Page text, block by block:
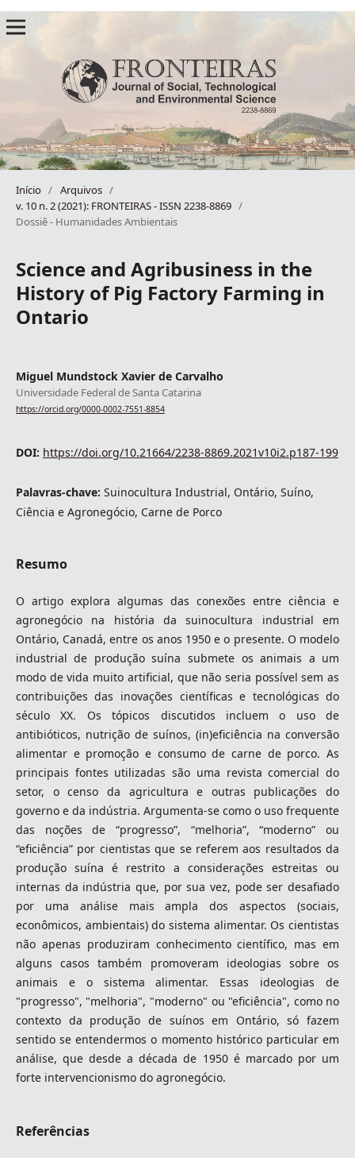
Início / Arquivos /
v. 10 n. 2 (2021): FRONTEIRAS - ISSN 2238-8869 /
Dossiê - Humanidades Ambientais
Science and Agribusiness in the
History of Pig Factory Farming in
Ontario
Miguel Mundstock Xavier de Carvalho
Universidade Federal de Santa Catarina
https://orcid.org/0000-0002-7551-8854
DOI: https://doi.org/10.21664/2238-8869.2021v10i2.p187-199
Palavras-chave: Suinocultura Industrial, Ontário, Suíno,
Ciência e Agronegócio, Carne de Porco
Resumo
O artigo explora algumas das conexões entre ciência e
agronegócio na história da suinocultura industrial em
Ontário, Canadá, entre os anos 1950 e o presente. O modelo
industrial de produção suína submete os animais a um
modo de vida muito artificial, que não seria possível sem as
contribuições das inovações científicas e tecnológicas do
século XX. Os tópicos discutidos incluem o uso de
antibióticos, nutrição de suínos, (in)eficiência na conversão
alimentar e promoção e consumo de carne de porco. As
principais fontes utilizadas são uma revista comercial do
setor, o censo da agricultura e outras publicações do
governo e da indústria. Argumenta-se como o uso frequente
das noções de “progresso”, “melhoria”, “moderno” ou
“eficiência” por cientistas que se referem aos resultados da
produção suína é restrito a considerações estreitas ou
internas da indústria que, por sua vez, pode ser desafiado
por uma análise mais ampla dos aspectos (sociais,
econômicos, ambientais) do sistema alimentar. Os cientistas
não apenas produziram conhecimento científico, mas em
alguns casos também promoveram ideologias sobre os
animais e o sistema alimentar. Essas ideologias de
"progresso", "melhoria", "moderno" ou "eficiência", como no
contexto da produção de suínos em Ontário, só fazem
sentido se entendermos o momento histórico particular em
análise, que desde a década de 1950 é marcado por um
forte intervencionismo do agronegócio.
Referências